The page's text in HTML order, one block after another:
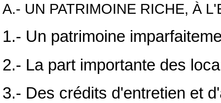
A.- UN PATRIMOINE RICHE, À
1.- Un patrimoine
2.- La part importante des
3.- Des crédits d'entretien et